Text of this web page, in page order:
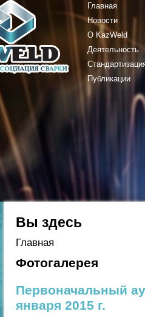
Главная
Новости
О KazWeld
Деятельность
Публикации
Вы здесь
Главная
Фотогалерея
Первоначальный
января 2015 г.